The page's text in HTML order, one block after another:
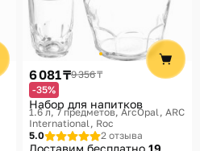
6 081 ₸9 356 ₸
-35%
Набор для напитков
1.6 л, 7 предметов ArcOpal, ARC
International, Roc
5.0
2 отзыва
Доставим бесплатно 19